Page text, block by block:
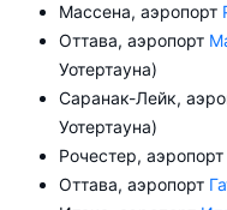
Массена, аэропорт
Оттава, аэропорт
Уотертауна)
Саранак-Лейк, аэропорт Адирондак
Уотертауна)
Рочестер, аэропорт
Оттава, аэропорт